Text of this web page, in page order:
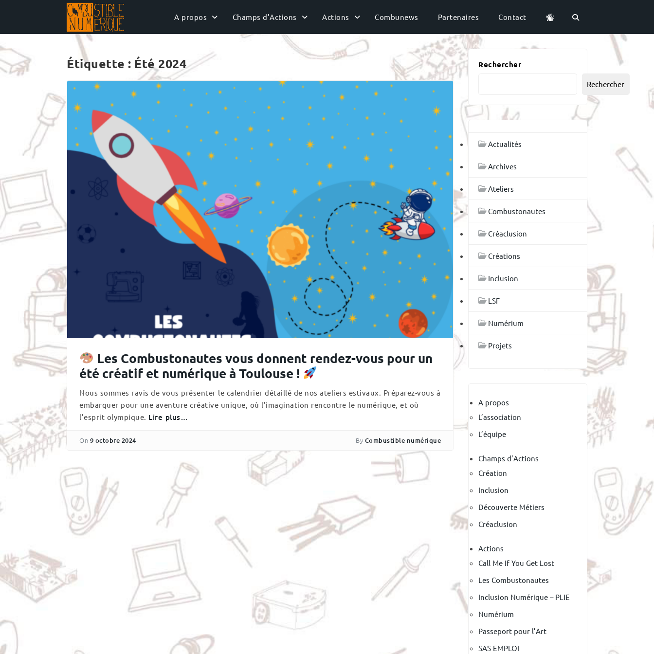
A propos Champs d’Actions Actions Combunews Partenaires Contact
Étiquette : Été 2024
Les Combustonautes vous donnent rendez-vous pour un
été créatif et numérique à Toulouse !
Nous sommes ravis de vous présenter le calendrier détaillé de nos ateliers estivaux. Préparez-vous à
embarquer pour une aventure créative unique, où l’imagination rencontre le numérique, et où
l’esprit olympique. Lire plus…
On 9 octobre 2024 By Combustible numérique
Rechercher
Rechercher
Actualités
Archives
Ateliers
Combustonautes
Créaclusion
Créations
Inclusion
LSF
Numérium
Projets
A propos
L’association
L’équipe
Champs d’Actions
Création
Inclusion
Découverte Métiers
Créaclusion
Actions
Call Me If You Get Lost
Les Combustonautes
Inclusion Numérique – PLIE
Numérium
Passeport pour l’Art
SAS EMPLOI